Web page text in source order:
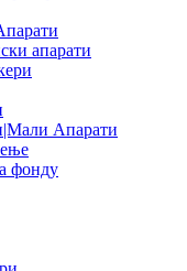
апарати
Апарати
фонду